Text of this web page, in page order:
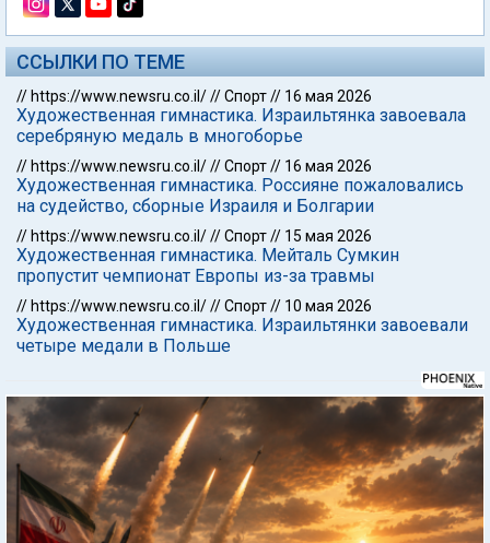
ССЫЛКИ ПО ТЕМЕ
// https://www.newsru.co.il///Спорт// 16 мая 2026
Художественная гимнастика. Израильтянка завоевала
серебряную медаль в многоборье
// https://www.newsru.co.il///Спорт// 16 мая 2026
Художественная гимнастика. Россияне пожаловались
на судейство, сборные Израиля и Болгарии
// https://www.newsru.co.il///Спорт// 15 мая 2026
Художественная гимнастика. Мейталь Сумкин
пропустит чемпионат Европы из-за травмы
// https://www.newsru.co.il///Спорт// 10 мая 2026
Художественная гимнастика. Израильтянки завоевали
четыре медали в Польше